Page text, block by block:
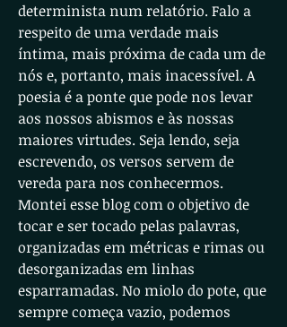
determinista num relatório. Falo a
respeito de uma verdade mais
íntima, mais próxima de cada um de
nós e, portanto, mais inacessível. A
poesia é a ponte que pode nos levar
aos nossos abismos e às nossas
maiores virtudes. Seja lendo, seja
escrevendo, os versos servem de
vereda para nos conhecermos.
Montei esse blog com o objetivo de
tocar e ser tocado pelas palavras,
organizadas em métricas e rimas ou
desorganizadas em linhas
esparramadas. No miolo do pote, que
sempre começa vazio, podemos